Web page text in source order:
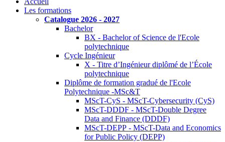
Les formations
Catalogue 2026 - 2027
Bachelor
BX - Bachelor of Science de l'Ecole
polytechnique
Cycle Ingénieur
X - Titre d’Ingénieur diplômé de l’École
polytechnique
Diplôme de formation gradué de l'Ecole
Polytechnique -MSc&T
MScT-CyS - MScT-Cybersecurity (CyS)
MScT-DDDF - MScT-Double Degree
Data and Finance (DDDF)
MScT-DEPP - MScT-Data and Economics
for Public Policy (DEPP)